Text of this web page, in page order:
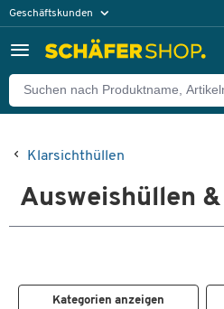
Geschäftskunden
Klarsichthüllen
Ausweishüllen
Kategorien anzeigen